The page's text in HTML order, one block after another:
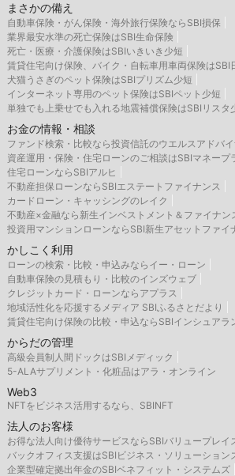
まさかの備え
自動車保険・がん保険・海外旅行保険ならSBI損保
業界最安水準の死亡保険はSBI生命保険
死亡・医療・介護保険はSBIいきいき少短
賃貸住宅向け保険、バイク・自転車用車両保険はSBI
犬猫うさぎのペット保険はSBIプリズム少短
インターネット専用のペット保険はSBIペット少短
単独でも上乗せでも入れる地震補償保険はSBIリスタ
お金の情報・相談
ファンド検索・比較なら投資信託のウエルスアドバ
資産運用・保険・住宅ローンのご相談はSBIマネープ
住宅ローンならSBIアルヒ
不動産担保ローンならSBIエステートファイナンス
カードローン・キャッシングのレイク
不動産×金融なら新生インベストメント＆ファイナン
投資用マンションローンならSBI新生アセットファイ
かしこく利用
ローンの検索・比較・申込みならイー・ローン
自動車保険の見積もり・比較のインズウェブ
クレジットカード・ローンならアプラス
地域活性化を応援するメディア SBIふるさとだより
賃貸住宅向け保険の比較・申込ならSBIインシュアラ
からだの管理
高級会員制人間ドックはSBIメディック
5-ALAサプリメント・化粧品はアラ・オンライン
Web3
NFTをビジネス活用するなら、SBINFT
法人のお客様
お得な法人向け優待サービスならSBIバリュープレイ
バックオフィス支援はSBIビジネス・ソリューション
企業型確定拠出年金のSBIベネフィット・システムズ